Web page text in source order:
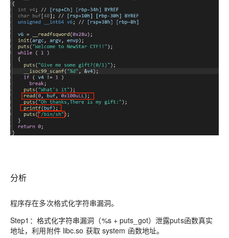
分析
程序存在多次格式化字符串漏洞。
Step1：格式化字符串漏洞（%s + puts_got）泄露puts函数真实
地址，利用附件 libc.so 获取 system 函数地址。